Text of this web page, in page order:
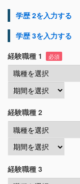
学歴 2を入力する
学歴 3を入力する
経験職種 1
必須
経験職種 2
経験職種 3